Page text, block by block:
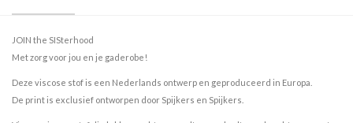
JOIN the SISterhood
Met zorg voor jou en je gaderobe!
Deze viscose stof is een Nederlands ontwerp en geproduceerd in Europa.
De print is exclusief ontworpen door Spijkers en Spijkers.